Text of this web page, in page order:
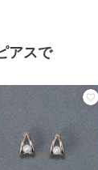
アスで